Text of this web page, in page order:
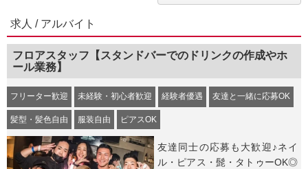
求人 / アルバイト
フロアスタッフ【スタンドバーでのドリンクの作成やホ
ール業務】
フリーター歓迎 未経験・初心者歓迎 経験者優遇 友達と一緒に応募OK
髪型・髪色自由 服装自由 ピアスOK
友達同士の応募も大歓迎♪ネイ
ル・ピアス・髭・タトゥーOK◎